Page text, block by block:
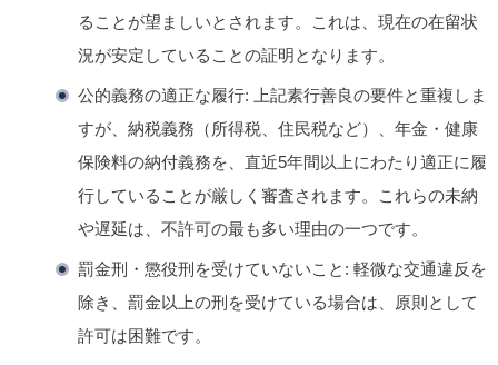
ることが望ましいとされます。これは、現在の在留状
況が安定していることの証明となります。
公的義務の適正な履行: 上記素行善良の要件と重複しま
すが、 納税義務（所得税、住民税など）
年金・健康
保険料の納付義務を、 直近5年間以上にわたり適正に履
行していることが厳しく審査されます。これらの未納
や遅延は、不許可の最も多い理由の一つです。
罰金刑・懲役刑を受けていないこと : 軽微な交通違反を
除き、罰金以上の刑を受けている場合は、原則として
許可は困難です。